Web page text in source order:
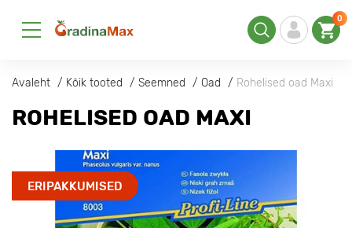
0
Avaleht Kõik tooted Seemned Oad Rohelised oad Maxi
ROHELISED OAD MAXI
ERIPAKKUMISED